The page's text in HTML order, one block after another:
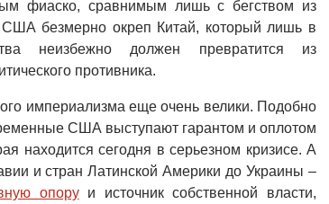
фиаско, сравнимым лишь с бегством из
безмерно окреп Китай, который лишь в
неизбежно должен превратится из
противника.
империализма еще очень велики. Подобно
США выступают гарантом и оплотом
находится сегодня в серьезном кризисе. А
и стран Латинской Америки до Украины –
опоруи источник собственной власти,